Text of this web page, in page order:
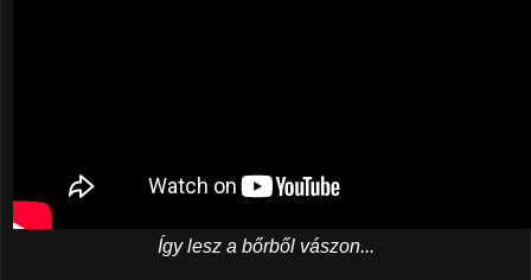
Így lesz a bőrből vászon...